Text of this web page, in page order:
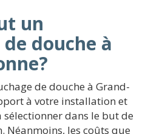
un
douche à
de douche à Grand-
à votre installation et
dans le but de
Néanmoins, les coûts que